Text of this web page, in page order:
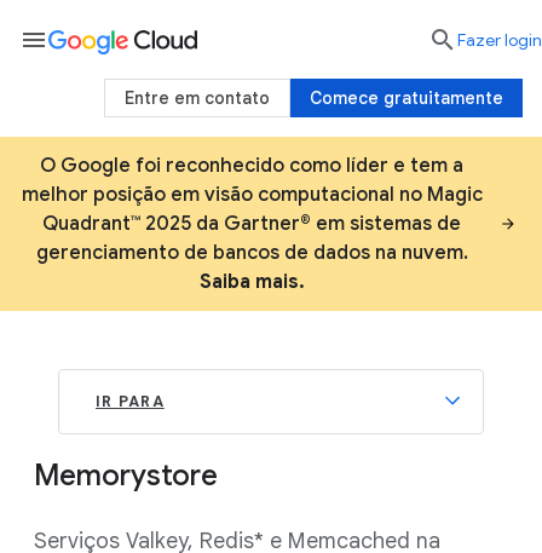
O Google foi reconhecido como líder e tem a
melhor posição em visão computacional no Magic
Quadrant™ 2025 da Gartner® em sistemas de
gerenciamento de bancos de dados na nuvem.
Saiba mais.
IR PARA
Memorystore
Serviços Valkey, Redis* e Memcached na
menu  Fazer login
Comece gratuitamente
Entre em contato